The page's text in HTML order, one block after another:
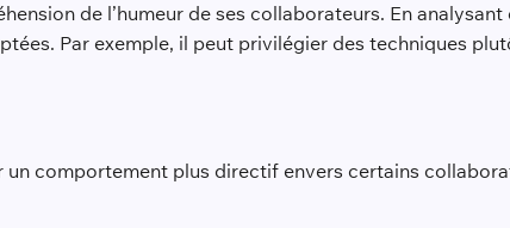
de l’humeur de ses collaborateurs. En
Par exemple, il peut privilégier des techniques
un comportement plus directif envers certains